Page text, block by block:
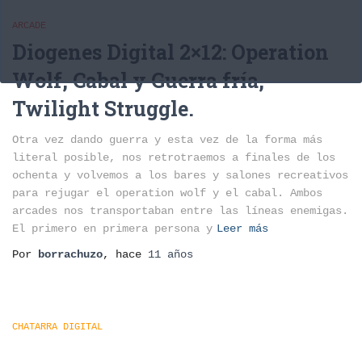
ARCADE
Diogenes Digital 2×12: Operation
Wolf, Cabal y Guerra fría,
Twilight Struggle.
Otra vez dando guerra y esta vez de la forma más
literal posible, nos retrotraemos a finales de los
ochenta y volvemos a los bares y salones recreativos
para rejugar el operation wolf y el cabal. Ambos
arcades nos transportaban entre las líneas enemigas.
El primero en primera persona y Leer más
Por
borrachuzo, hace 11 años
CHATARRA DIGITAL